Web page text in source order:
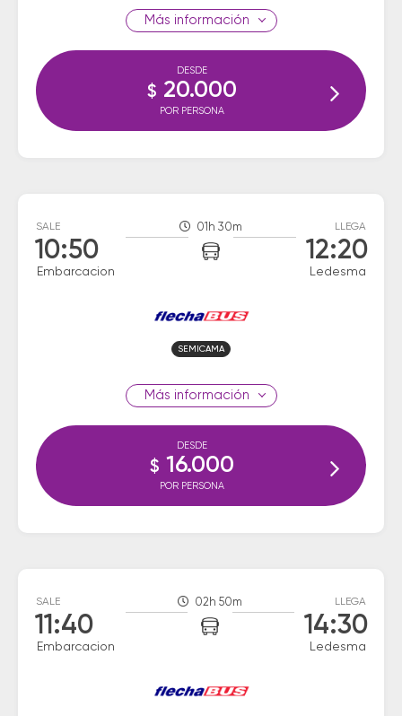
información
DESDE
$ 20.000
POR PERSONA
SALE
10:50
Embarcacion
01h 30m LLEGA
12:20
Ledesma
SEMICAMA
información
DESDE
$ 16.000
POR PERSONA
SALE
11:40
Embarcacion
02h 50m LLEGA
14:30
Ledesma